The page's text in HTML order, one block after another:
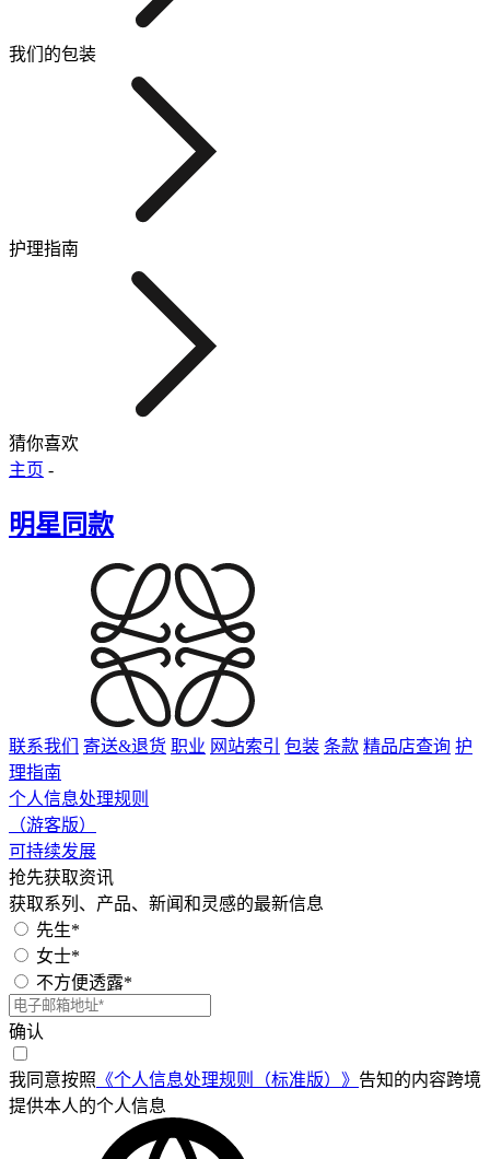
我们的包装
护理指南
猜你喜欢
主页 -
明星同款
联系我们 寄送&退货 职业 网站索引 包装 条款 精品店查询 护
理指南
个人信息处理规则
（游客版）
可持续发展
抢先获取资讯
获取系列、产品、新闻和灵感的最新信息
先生*
女士*
不方便透露*
确认
我同意按照 《个人信息处理规则（标准版）》 告知的内容跨境
提供本人的个人信息